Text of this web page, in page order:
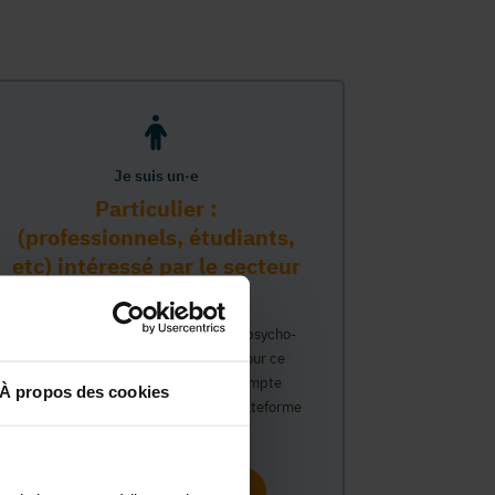
À propos des cookies
Je suis un·e
Particulier :
(professionnels, étudiants,
etc) intéressé par le secteur
PMS
Vous travaillez déjà dans le secteur psycho-
médico-social ou avez un intérêt pour ce
secteur et souhaitez obtenir un compte
personnel pour interagir sur notre plateforme